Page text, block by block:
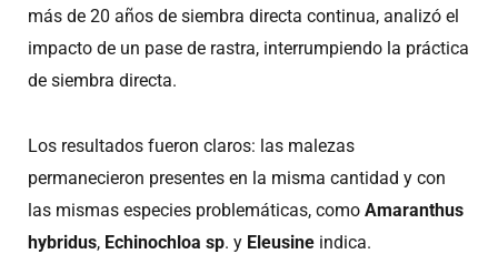
más de 20 años de siembra directa continua, analizó el
impacto de un pase de rastra, interrumpiendo la práctica
de siembra directa.
Los resultados fueron claros: las malezas
permanecieron presentes en la misma cantidad y con
las mismas especies problemáticas, como Amaranthus
hybridus, Echinochloa sp. y Eleusine indica.